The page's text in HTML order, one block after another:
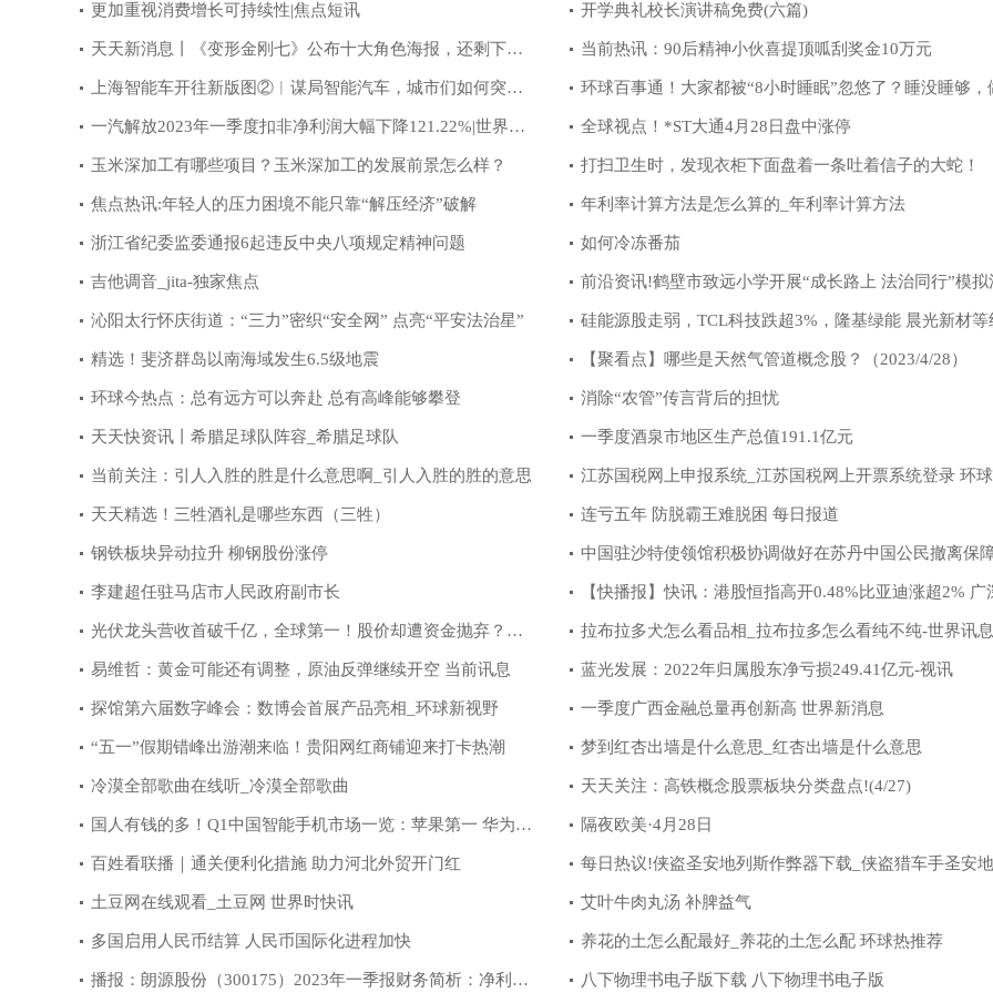
更加重视消费增长可持续性|焦点短讯 开学典礼校长演讲稿免费(六篇)
天天新消息丨《变形金刚七》公布十大角色海报，还剩下五
位没公布，很期待夜莺
当前热讯：90后精神小伙喜提顶呱刮奖金10万元
上海智能车开往新版图②︱谋局智能汽车，城市们如何突
围？ 世界聚看点
环球百事通！大家都被“8小时睡眠”忽悠了？睡没睡够，
小测试就知道
一汽解放2023年一季度扣非净利润大幅下降121.22%|世界要
闻
全球视点！*ST大通4月28日盘中涨停
玉米深加工有哪些项目？玉米深加工的发展前景怎么样？ 打扫卫生时，发现衣柜下面盘着一条吐着信子的大蛇！
焦点热讯:年轻人的压力困境不能只靠“解压经济”破解 年利率计算方法是怎么算的_年利率计算方法
浙江省纪委监委通报6起违反中央八项规定精神问题 如何冷冻番茄
吉他调音_jita-独家焦点 前沿资讯!鹤壁市致远小学开展“成长路上 法治同行”模拟
活动
沁阳太行怀庆街道：“三力”密织“安全网” 点亮“平安法治星” 硅能源股走弱，TCL科技跌超3%，隆基绿能 晨光新材等
走低-世界快资讯
精选！斐济群岛以南海域发生6.5级地震 【聚看点】哪些是天然气管道概念股？（2023/4/28）
环球今热点：总有远方可以奔赴 总有高峰能够攀登 消除“农管”传言背后的担忧
天天快资讯丨希腊足球队阵容_希腊足球队 一季度酒泉市地区生产总值191.1亿元
当前关注：引人入胜的胜是什么意思啊_引人入胜的胜的意思 江苏国税网上申报系统_江苏国税网上开票系统登录 环
看料
天天精选！三牲酒礼是哪些东西（三牲） 连亏五年 防脱霸王难脱困 每日报道
钢铁板块异动拉升 柳钢股份涨停 中国驻沙特使领馆积极协调做好在苏丹中国公民撤离保
作
李建超任驻马店市人民政府副市长 【快播报】快讯：港股恒指高开0.48%比亚迪涨超2% 广
路大涨8.55%
光伏龙头营收首破千亿，全球第一！股价却遭资金抛弃？距
年内高点已跌27%
拉布拉多犬怎么看品相_拉布拉多怎么看纯不纯-世界讯息
易维哲：黄金可能还有调整，原油反弹继续开空 当前讯息 蓝光发展：2022年归属股东净亏损249.41亿元-视讯
探馆第六届数字峰会：数博会首展产品亮相_环球新视野 一季度广西金融总量再创新高 世界新消息
“五一”假期错峰出游潮来临！贵阳网红商铺迎来打卡热潮 梦到红杏出墙是什么意思_红杏出墙是什么意思
冷漠全部歌曲在线听_冷漠全部歌曲 天天关注：高铁概念股票板块分类盘点!(4/27)
国人有钱的多！Q1中国智能手机市场一览：苹果第一 华为增
速秒所有
隔夜欧美·4月28日
百姓看联播｜通关便利化措施 助力河北外贸开门红 每日热议!侠盗圣安地列斯作弊器下载_侠盗猎车手圣安
斯的作弊器111项修改器中文版 151项修改
土豆网在线观看_土豆网 世界时快讯 艾叶牛肉丸汤 补脾益气
多国启用人民币结算 人民币国际化进程加快 养花的土怎么配最好_养花的土怎么配 环球热推荐
播报：朗源股份（300175）2023年一季报财务简析：净利润 八下物理书电子版下载 八下物理书电子版